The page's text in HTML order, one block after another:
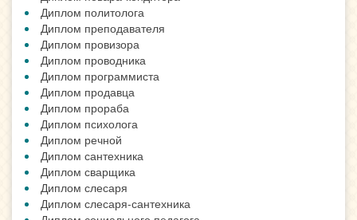
Диплом политолога
Диплом преподавателя
Диплом провизора
Диплом проводника
Диплом программиста
Диплом продавца
Диплом прораба
Диплом психолога
Диплом речной
Диплом сантехника
Диплом сварщика
Диплом слесаря
Диплом слесаря-сантехника